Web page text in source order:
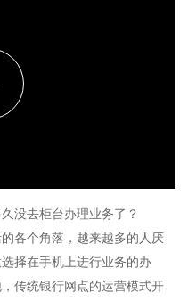
没去柜台办理业务了？
各个角落，越来越多的人厌
择在手机上进行业务的办
传统银行网点的运营模式开